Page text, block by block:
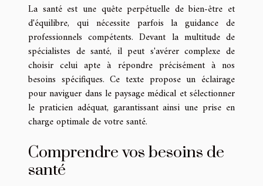
La santé est une quête perpétuelle de bien-être et
d'équilibre, qui nécessite parfois la guidance de
professionnels compétents. Devant la multitude de
spécialistes de santé, il peut s'avérer complexe de
choisir celui apte à répondre précisément à nos
besoins spécifiques. Ce texte propose un éclairage
pour naviguer dans le paysage médical et sélectionner
le praticien adéquat, garantissant ainsi une prise en
charge optimale de votre santé.
Comprendre vos besoins de
santé